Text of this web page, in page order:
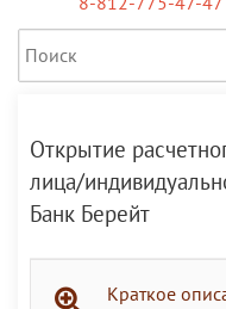
Открытие
лица/
Банк Берейт
Краткое